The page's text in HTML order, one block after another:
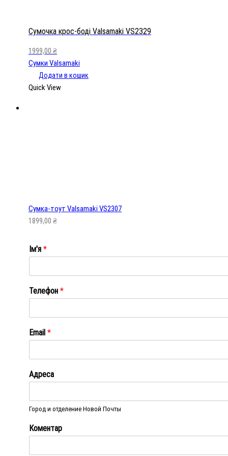
Сумочка крос-боді Valsamaki VS2329
1999,00 ₴
Сумки Valsamaki
Додати в кошик
Quick View
Сумка-тоут Valsamaki VS2307
1899,00 ₴
Ім'я *
Телефон *
Email *
Адреса
Город и отделение Новой Почты
Коментар